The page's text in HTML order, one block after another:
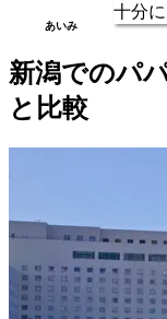
あいみ
十分に
新潟でのパ
と比較